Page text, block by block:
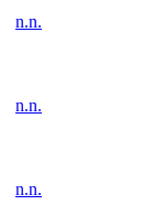
n.n.
n.n.
n.n.